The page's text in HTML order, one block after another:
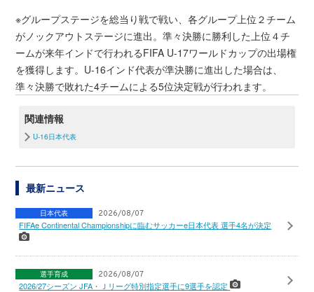
※グループステージを総当り戦で戦い、各グループ上位２チーム
がノックアウトステージに進出。準々決勝に勝利した上位４チ
ームが来年インドで行われるFIFA U-17ワールドカップの出場権
を獲得します。U-16インド代表が準決勝に進出した場合は、
準々決勝で敗れた4チームによる5位決定戦が行われます。
関連情報
U-16日本代表
最新ニュース
日本代表 2026/08/07
FIFAe Continental Championshipに臨むサッカーe日本代表 選手4名が決定
選手育成 2026/08/07
2026/27シーズン JFA・Ｊリーグ特別指定選手に9選手を認定